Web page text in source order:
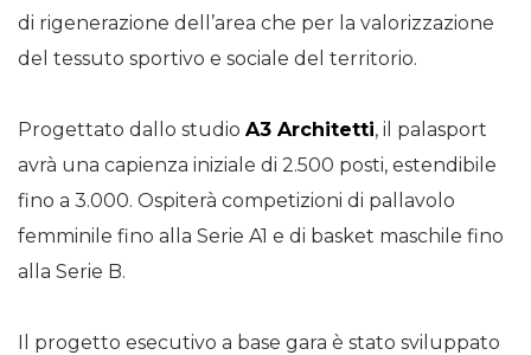
di rigenerazione dell’area che per la valorizzazione
del tessuto sportivo e sociale del territorio.
Progettato dallo studio A3 Architetti, il palasport
avrà una capienza iniziale di 2.500 posti, estendibile
fino a 3.000. Ospiterà competizioni di pallavolo
femminile fino alla Serie A1 e di basket maschile fino
alla Serie B.
Il progetto esecutivo a base gara è stato sviluppato